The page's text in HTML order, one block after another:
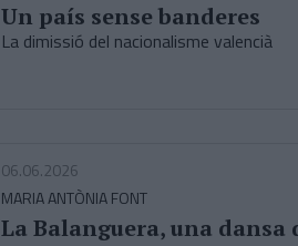
Un país sense banderes
La dimissió del nacionalisme valencià
06.06.2026
MARIA ANTÒNIA FONT
La Balanguera, una dansa